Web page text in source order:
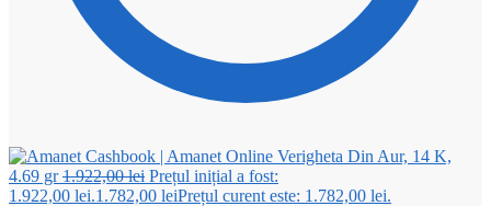
Verigheta Din Aur, 14 K,
4.69 gr 1.922,00lei Prețul inițial a fost:
1.922,00 lei.1.782,00 leiPrețul curent este: 1.782,00 lei.